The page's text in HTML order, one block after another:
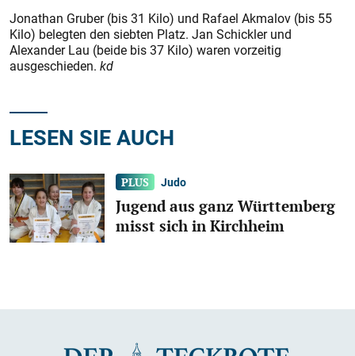
Jonathan Gruber (bis 31 Kilo) und Rafael Akmalov (bis 55
Kilo) belegten den siebten Platz. Jan Schickler und
Alexander Lau (beide bis 37 Kilo) waren vorzeitig
ausgeschieden. kd
LESEN SIE AUCH
Judo
Jugend aus ganz Württemberg
misst sich in Kirchheim